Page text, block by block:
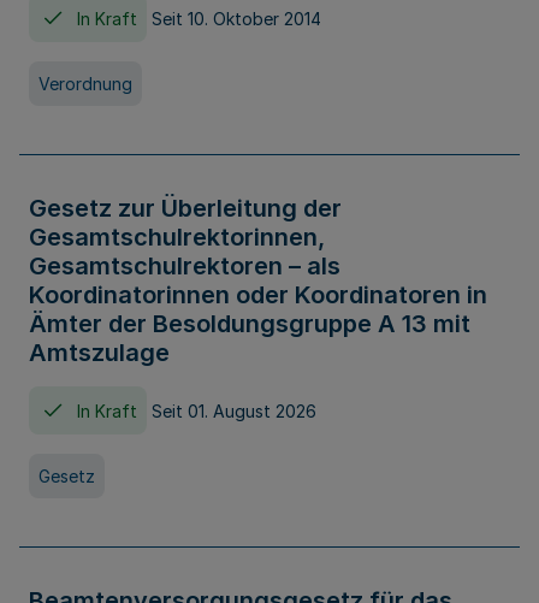
In Kraft Seit 10. Oktober 2014
Verordnung
Gesetz zur Überleitung der
Gesamtschulrektorinnen,
Gesamtschulrektoren – als
Koordinatorinnen oder Koordinatoren in
Ämter der Besoldungsgruppe A 13 mit
Amtszulage
In Kraft Seit 01. August 2026
Gesetz